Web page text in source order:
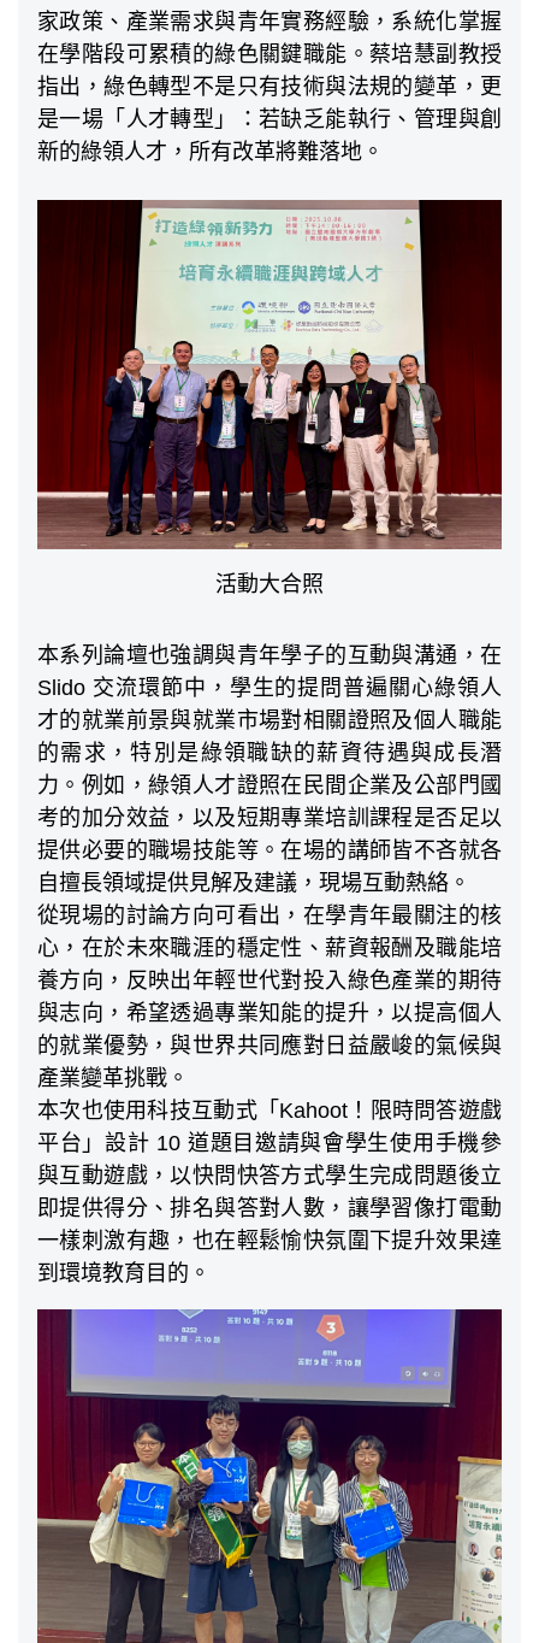
家政策、產業需求與青年實務經驗，系統化掌握
在學階段可累積的綠色關鍵職能。蔡培慧副教授
指出，綠色轉型不是只有技術與法規的變革，更
是一場「人才轉型」：若缺乏能執行、管理與創
新的綠領人才，所有改革將難落地。
活動大合照
本系列論壇也強調與青年學子的互動與溝通，在
Slido 交流環節中，學生的提問普遍關心綠領人
才的就業前景與就業市場對相關證照及個人職能
的需求，特別是綠領職缺的薪資待遇與成長潛
力。例如，綠領人才證照在民間企業及公部門國
考的加分效益，以及短期專業培訓課程是否足以
提供必要的職場技能等。在場的講師皆不吝就各
自擅長領域提供見解及建議，現場互動熱絡。
從現場的討論方向可看出，在學青年最關注的核
心，在於未來職涯的穩定性、薪資報酬及職能培
養方向，反映出年輕世代對投入綠色產業的期待
與志向，希望透過專業知能的提升，以提高個人
的就業優勢，與世界共同應對日益嚴峻的氣候與
產業變革挑戰。
本次也使用科技互動式「Kahoot！限時問答遊戲
平台」設計 10 道題目邀請與會學生使用手機參
與互動遊戲，以快問快答方式學生完成問題後立
即提供得分、排名與答對人數，讓學習像打電動
一樣刺激有趣，也在輕鬆愉快氛圍下提升效果達
到環境教育目的。